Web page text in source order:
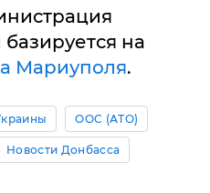
на
Мариуполя.
ООС (АТО)
Новости Донбасса